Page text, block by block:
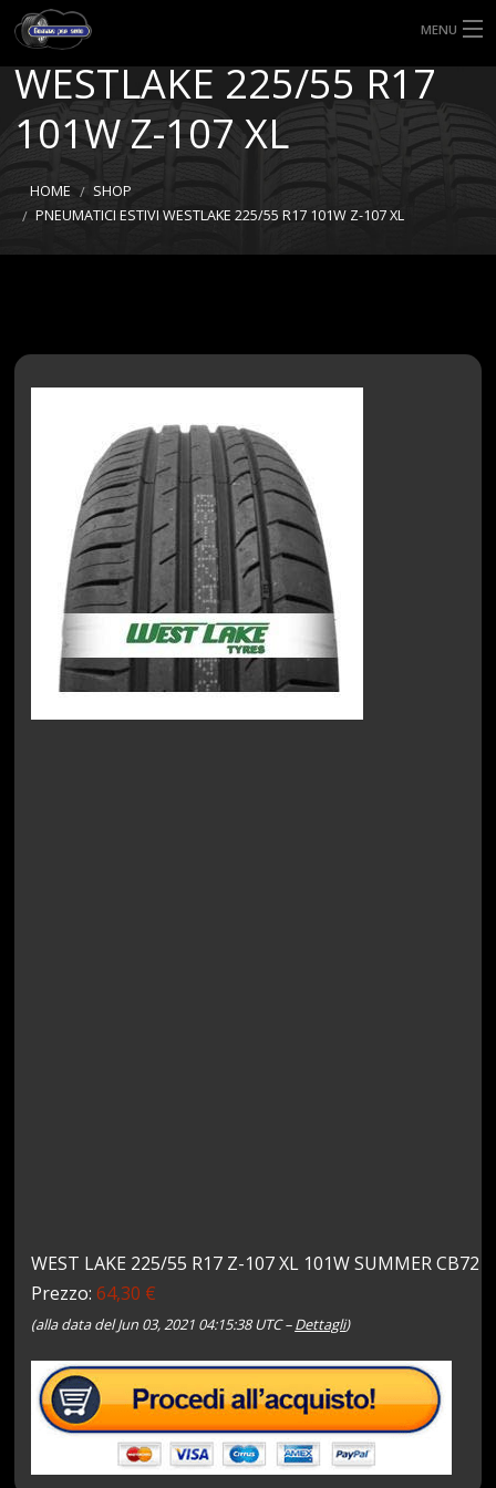
MENU
HOME
TIPI DI GOMME
MISURE GOMME
PNEUMATICI ESTIVI
WESTLAKE 225/55 R17
101W Z-107 XL
HOME
SHOP
PNEUMATICI ESTIVI WESTLAKE 225/55 R17 101W Z-107 XL
WEST LAKE 225/55 R17 Z-107 XL 101W SUMMER CB72
Prezzo:64,30 €
(alla data del Jun 03, 2021 04:15:38 UTC –Dettagli)